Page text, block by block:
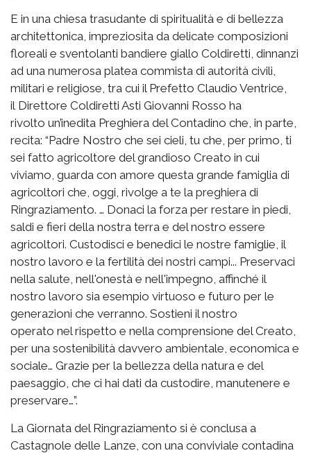
E in una chiesa trasudante di spiritualità e di bellezza
architettonica, impreziosita da delicate composizioni
floreali e sventolanti bandiere giallo Coldiretti, dinnanzi
ad una numerosa platea commista di autorità civili,
militari e religiose, tra cui il Prefetto Claudio Ventrice,
il Direttore Coldiretti Asti Giovanni Rosso ha
rivolto un’inedita Preghiera del Contadino che, in parte,
recita: “Padre Nostro che sei cieli, tu che, per primo, ti
sei fatto agricoltore del grandioso Creato in cui
viviamo, guarda con amore questa grande famiglia di
agricoltori che, oggi, rivolge a te la preghiera di
Ringraziamento. … Donaci la forza per restare in piedi,
saldi e fieri della nostra terra e del nostro essere
agricoltori. Custodisci e benedici le nostre famiglie, il
nostro lavoro e la fertilità dei nostri campi... Preservaci
nella salute, nell'onestà e nell'impegno, affinché il
nostro lavoro sia esempio virtuoso e futuro per le
generazioni che verranno. Sostieni il nostro
operato nel rispetto e nella comprensione del Creato,
per una sostenibilità davvero ambientale, economica e
sociale… Grazie per la bellezza della natura e del
paesaggio, che ci hai dati da custodire, manutenere e
preservare…”.
La Giornata del Ringraziamento si è conclusa a
Castagnole delle Lanze, con una conviviale contadina